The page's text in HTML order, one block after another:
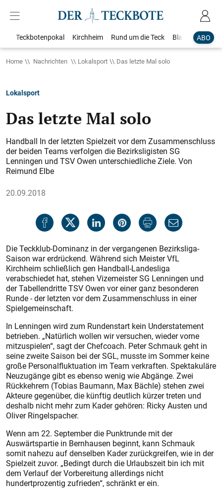
ABO
Teckbotenpokal Kirchheim Rund um die Teck Blaulicht
Home Nachrichten Lokalsport Das letzte Mal solo
Lokalsport
Das letzte Mal solo
Handball In der letzten Spielzeit vor dem Zusammenschluss
der beiden Teams verfolgen die Bezirksligisten SG
Lenningen und TSV Owen unterschiedliche Ziele. Von
Reimund Elbe
20.09.2018
Die Teckklub-Dominanz in der vergangenen Bezirksliga-
Saison war erdrückend. Während sich Meister VfL
Kirchheim schließlich gen Handball-Landesliga
verabschiedet hat, stehen Vizemeister SG Lenningen und
der Tabellendritte TSV Owen vor einer ganz besonderen
Runde - der letzten vor dem Zusammenschluss in einer
Spielgemeinschaft.
In Lenningen wird zum Rundenstart kein Understatement
betrieben. „Natürlich wollen wir versuchen, wieder vorne
mitzuspielen“, sagt der Chefcoach. Peter Schmauk geht in
seine zweite Saison bei der SGL, musste im Sommer keine
große Personalfluktuation im Team verkraften. Spektakuläre
Neuzugänge gibt es ebenso wenig wie Abgänge. Zwei
Rückkehrern (Tobias Baumann, Max Bächle) stehen zwei
Akteure gegenüber, die künftig deutlich kürzer treten und
deshalb nicht mehr zum Kader gehören: Ricky Austen und
Oliver Ringelspacher.
Wenn am 22. September die Punktrunde mit der
Auswärtspartie in Bernhausen beginnt, kann Schmauk
somit nahezu auf denselben Kader zurückgreifen, wie in der
Spielzeit zuvor. „Bedingt durch die Urlaubszeit bin ich mit
dem Verlauf der Vorbereitung allerdings nicht
hundertprozentig zufrieden“, schränkt er ein.